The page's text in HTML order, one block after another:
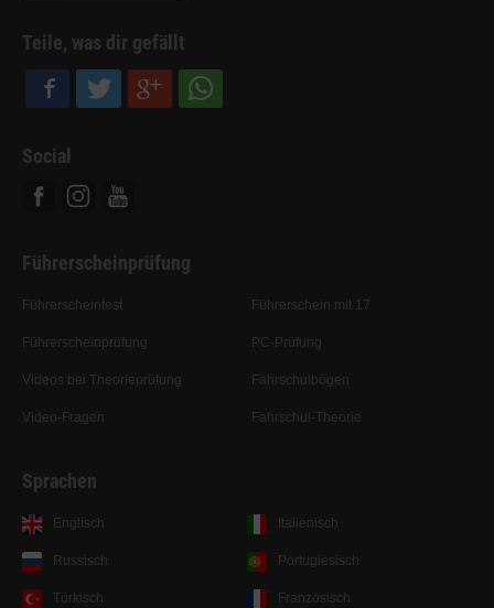
Teile, was dir gefällt
Social
Führerscheinprüfung
Führerscheintest
Führerscheinprüfung
Videos bei Theorieprüfung
Video-Fragen
Führerschein mit 17
PC-Prüfung
Fahrschulbögen
Fahrschul-Theorie
Sprachen
Englisch
Russisch
Türkisch
Italienisch
Portugiesisch
Französisch